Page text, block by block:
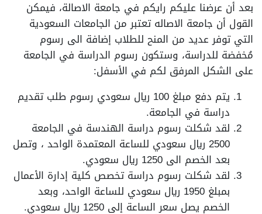
بعد أن عرضنا عليكم رايكم في جامعة الاصالة، فيمكن
القول أن جامعة الاصاله تعتبر من الجامعات السعودية
التي توفر عديد من المنح للطلاب إضافة الى رسوم
مُخفضة للدراسة، وستكون رسوم الدراسة في الجامعة
على الشكل المرفق لكم في الأسفل:
يتم دفع مبلغ 100 ريال سعودي رسوم طلب تقديم
دراسة في الجامعة.
لقد شكلت رسوم دراسة الهندسة في الجامعة
2500 ريال سعودي للساعة المعتمدة الواحد ، وتصل
بعد الخصم الى 1250 ريال سعودي.
لقد شكلت رسوم دراسة تخصص كلية إدارة الأعمال
بمبلغ 1950 ريال سعودي للساعة الواحد، وبعد
الخصم يصل سعر الساعة إلى 1250 ريال سعودي.